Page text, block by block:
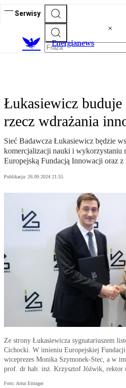
Serwisy
Energianews
Łukasiewicz buduje
rzecz wdrażania
Sieć Badawcza Łukasiewicz będzie
komercjalizacji nauki i wykorzystaniu
Europejską Fundacją Innowacji oraz
Publikacja: 26.09.2024 21:55
Ze strony Łukasiewicza sygnatariuszem
Cichocki. W imieniu Europejskiej
wiceprezes Monika Szymonek-Stec, a w
prof. dr hab. inż. Krzysztof Jóźwik, rektor
Foto: Artur Ettinger